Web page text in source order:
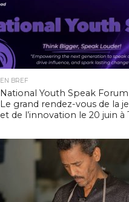
EN BREF
National Youth Speak Forum
Le grand rendez-vous de la
et de l’innovation le 20 juin à